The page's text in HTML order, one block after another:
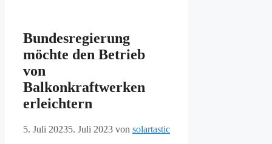
Bundesregierung
möchte den Betrieb
von
Balkonkraftwerken
erleichtern
5. Juli 20235. Juli 2023 von solartastic